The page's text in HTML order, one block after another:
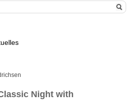
Night with